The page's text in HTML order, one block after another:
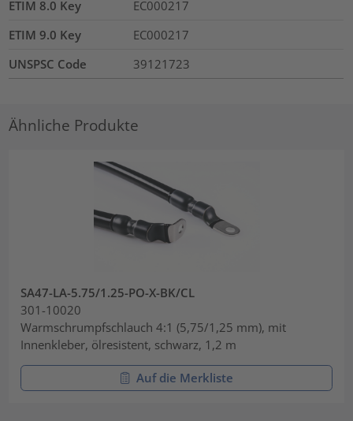
ETIM 8.0 Key
EC000217
ETIM 9.0 Key
EC000217
UNSPSC Code
39121723
Ähnliche Produkte
SA47-LA-5.75/1.25-PO-X-BK/CL
301-10020
Warmschrumpfschlauch 4:1 (5,75/1,25 mm), mit
Innenkleber, ölresistent, schwarz, 1,2 m
Auf die Merkliste